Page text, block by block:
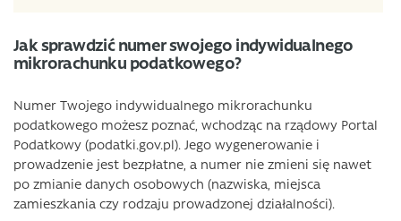
Jak sprawdzić numer swojego indywidualnego
mikrorachunku podatkowego?
Numer Twojego indywidualnego mikrorachunku
podatkowego możesz poznać, wchodząc na rządowy Portal
Podatkowy (podatki.gov.pl). Jego wygenerowanie i
prowadzenie jest bezpłatne, a numer nie zmieni się nawet
po zmianie danych osobowych (nazwiska, miejsca
zamieszkania czy rodzaju prowadzonej działalności).